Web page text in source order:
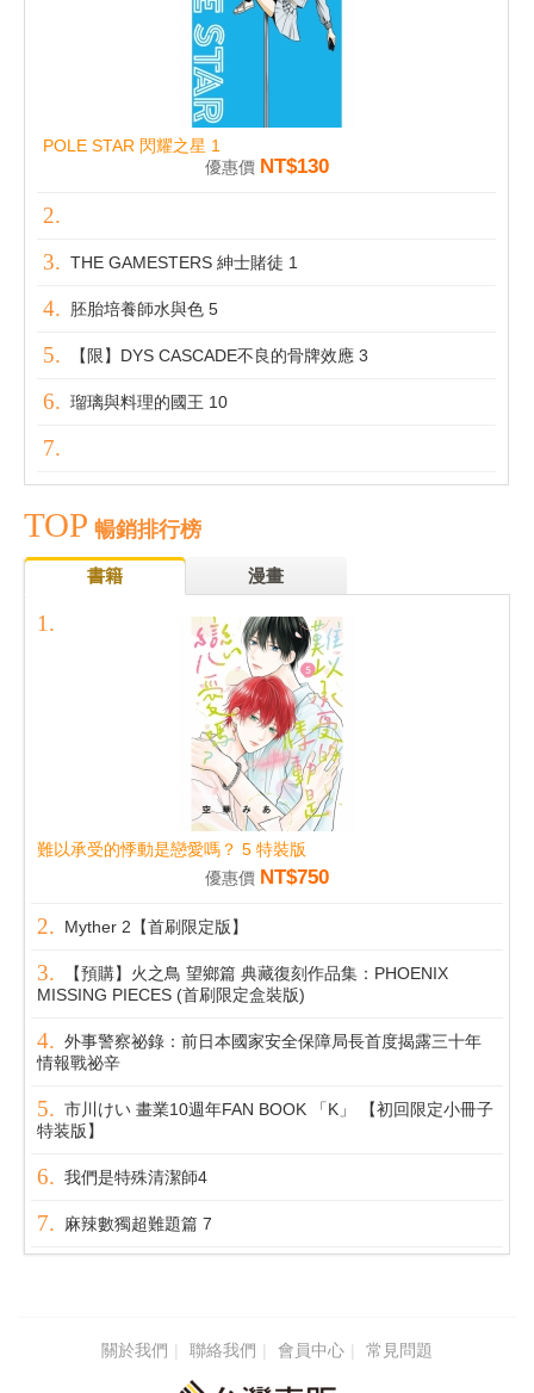
POLE STAR 閃耀之星 1
優惠價 NT$130
THE GAMESTERS 紳士賭徒 1
胚胎培養師水與色 5
【限】DYS CASCADE不良的骨牌效應 3
瑠璃與料理的國王 10
TOP 暢銷排行榜
書籍 漫畫
難以承受的悸動是戀愛嗎？ 5 特裝版
優惠價 NT$750
Myther 2【首刷限定版】
【預購】火之鳥 望鄉篇 典藏復刻作品集：PHOENIX
MISSING PIECES (首刷限定盒裝版)
外事警察祕錄：前日本國家安全保障局長首度揭露三十年
情報戰祕辛
市川けい 畫業10週年FAN BOOK 「K」 【初回限定小冊子
特装版】
我們是特殊清潔師4
麻辣數獨超難題篇 7
關於我們 聯絡我們 會員中心 常見問題